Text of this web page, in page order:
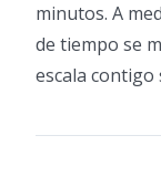
minutos. A
de tiempo se
escala